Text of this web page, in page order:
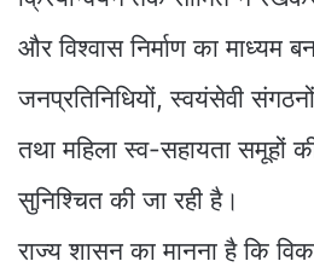
और विश्वास निर्माण का माध्यम
जनप्रतिनिधियों, स्वयंसेवी
तथा महिला स्व-सहायता समूहों
सुनिश्चित की जा रही है।
राज्य शासन का मानना है कि